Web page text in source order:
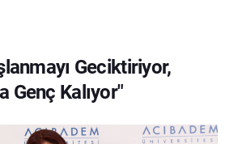
Geciktiriyor,
Genç Kalıyor"